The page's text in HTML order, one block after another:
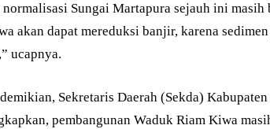
Sungai Martapura sejauh ini masih
akan dapat mereduksi banjir, karena
ucapnya.
Sekretaris Daerah (Sekda)
pembangunan Waduk Riam Kiwa